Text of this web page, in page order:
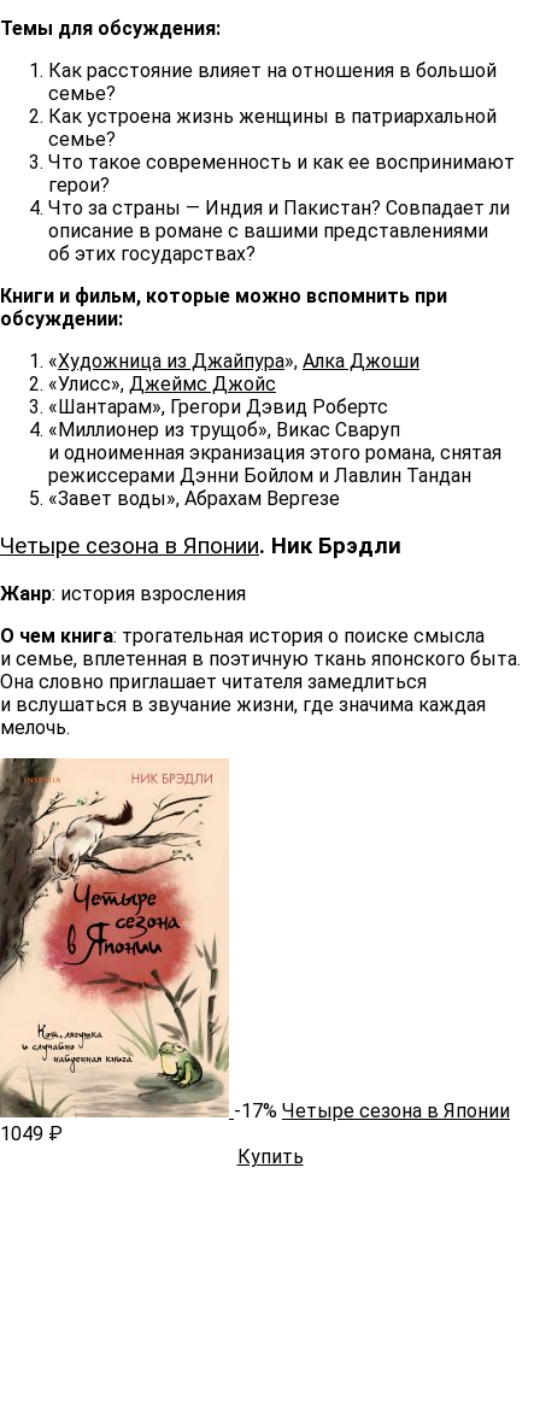
Темы для обсуждения:
Как расстояние влияет на отношения в большой
семье?
Как устроена жизнь женщины в патриархальной
семье?
Что такое современность и как ее воспринимают
герои?
Что за страны — Индия и Пакистан? Совпадает ли
описание в романе с вашими представлениями
об этих государствах?
Книги и фильм, которые можно вспомнить при
обсуждении:
«Художница из Джайпура», Алка Джоши
«Улисс», Джеймс Джойс
«Шантарам», Грегори Дэвид Робертс
«Миллионер из трущоб», Викас Сваруп
и одноименная экранизация этого романа, снятая
режиссерами Дэнни Бойлом и Лавлин Тандан
«Завет воды», Абрахам Вергезе
Четыре сезона в Японии. Ник Брэдли
Жанр: история взросления
О чем книга: трогательная история о поиске смысла
и семье, вплетенная в поэтичную ткань японского быта.
Она словно приглашает читателя замедлиться
и вслушаться в звучание жизни, где значима каждая
мелочь.
-17% Четыре сезона в Японии
1049 ₽
Купить